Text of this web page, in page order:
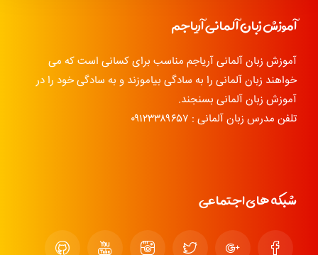
آموزش زبان آلمانی آریاجم
آموزش زبان آلمانی آریاجم مناسب برای کسانی است که می
خواهند زبان آلمانی را به سادگی بیاموزند و به سادگی خود را در
آموزش زبان آلمانی بسنجند.
تلفن مدرس زبان آلمانی : ۰۹۱۲۳۳۸۹۶۵۷
شبکه های اجتماعی